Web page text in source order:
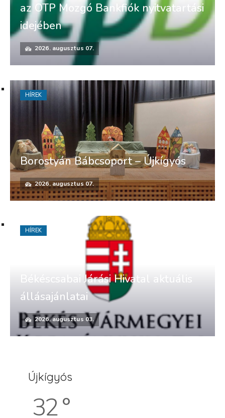
az OTP Mozgó Bankfiók nyitvatartási
idejében
2026. augusztus 07.
Borostyán Bábcsoport – Újkígyós
2026. augusztus 07.
HÍREK
Békéscsabai Járási Hivatal aktuális
állásajánlatai
2026. augusztus 03.
HÍREK
Újkígyós
32 °